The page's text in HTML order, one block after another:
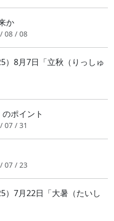
か
08 / 08
8月7日「立秋（りっしゅ
ポイント
07 / 31
07 / 23
7月22日「大暑（たいし